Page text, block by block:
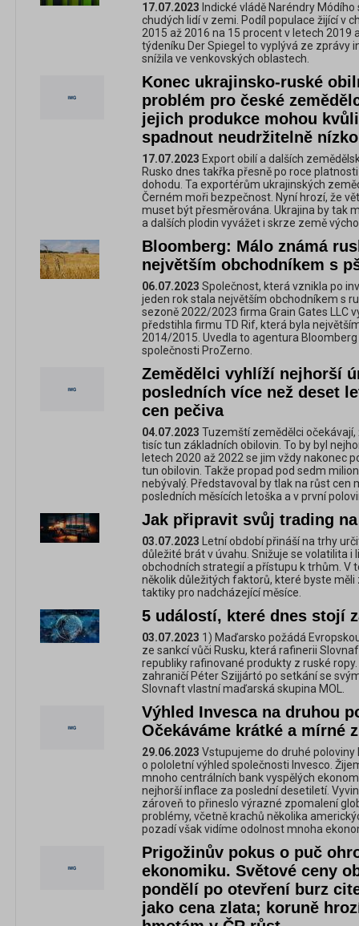
17.07.2023 Indické vládě Naréndry
chudých lidí v zemi. Podíl populace žijící v
2015 až 2016 na 15 procent v letech 2019
týdeníku Der Spiegel to vyplývá ze zprávy
snížila ve venkovských oblastech.
Konec ukrajinsko-ruské
problém pro české
jejich produkce mohou
spadnout neudržitelně nízko
17.07.2023 Export obilí a dalších
Rusko dnes takřka přesně po roce
dohodu. Ta exportérům ukrajinských
Černém moři bezpečnost. Nyní hrozí, že
muset být přesměrována. Ukrajina by tak
a dalších plodin vyvážet i skrze země
Bloomberg: Málo známá
největším obchodníkem s
06.07.2023 Společnost, která vznikla po
jeden rok stala největším obchodníkem s
sezoně 2022/2023 firma Grain Gates LLC
předstihla firmu TD Rif, která byla
2014/2015. Uvedla to agentura
společnosti ProZerno.
Zemědělci vyhlíží nejhorší
posledních více než deset
cen pečiva
04.07.2023 Tuzemští zemědělci
tisíc tun základních obilovin. To by byl
letech 2020 až 2022 se jim vždy nakonec
tun obilovin. Takže propad pod sedm
nebývalý. Představoval by tlak na růst cen
posledních měsících letoška a v první
Jak připravit svůj trading
03.07.2023 Letní období přináší na trhy
důležité brát v úvahu. Snižuje se volatilita i
obchodních strategií a přístupu k trhům. V
několik důležitých faktorů, které byste
taktiky pro nadcházející měsíce.
5 událostí, které dnes stojí
03.07.2023 1) Maďarsko požádá
ze sankcí vůči Rusku, která rafinerii
republiky rafinované produkty z ruské
zahraničí Péter Szijjártó po setkání se
Slovnaft vlastní maďarská skupina MOL.
Výhled Invesca na druhou
Očekáváme krátké a mírné
29.06.2023 Vstupujeme do druhé poloviny
o pololetní výhled společnosti Invesco.
mnoho centrálních bank vyspělých
nejhorší inflace za poslední desetiletí.
zároveň to přineslo výrazné zpomalení
problémy, včetně krachů několika
pozadí však vidíme odolnost mnoha
Prigožinův pokus o puč
ekonomiku. Světové ceny
pondělí po otevření burz
jako cena zlata; koruně